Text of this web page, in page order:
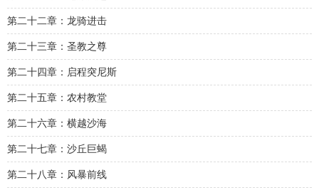
第二十二章：龙骑进击
第二十三章：圣教之尊
第二十四章：启程突尼斯
第二十五章：农村教堂
第二十六章：横越沙海
第二十七章：沙丘巨蝎
第二十八章：风暴前线